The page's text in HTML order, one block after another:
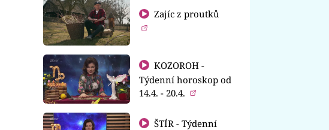
Zajíc z proutků
KOZOROH -
Týdenní horoskop od
14.4. - 20.4.
ŠTÍR - Týdenní